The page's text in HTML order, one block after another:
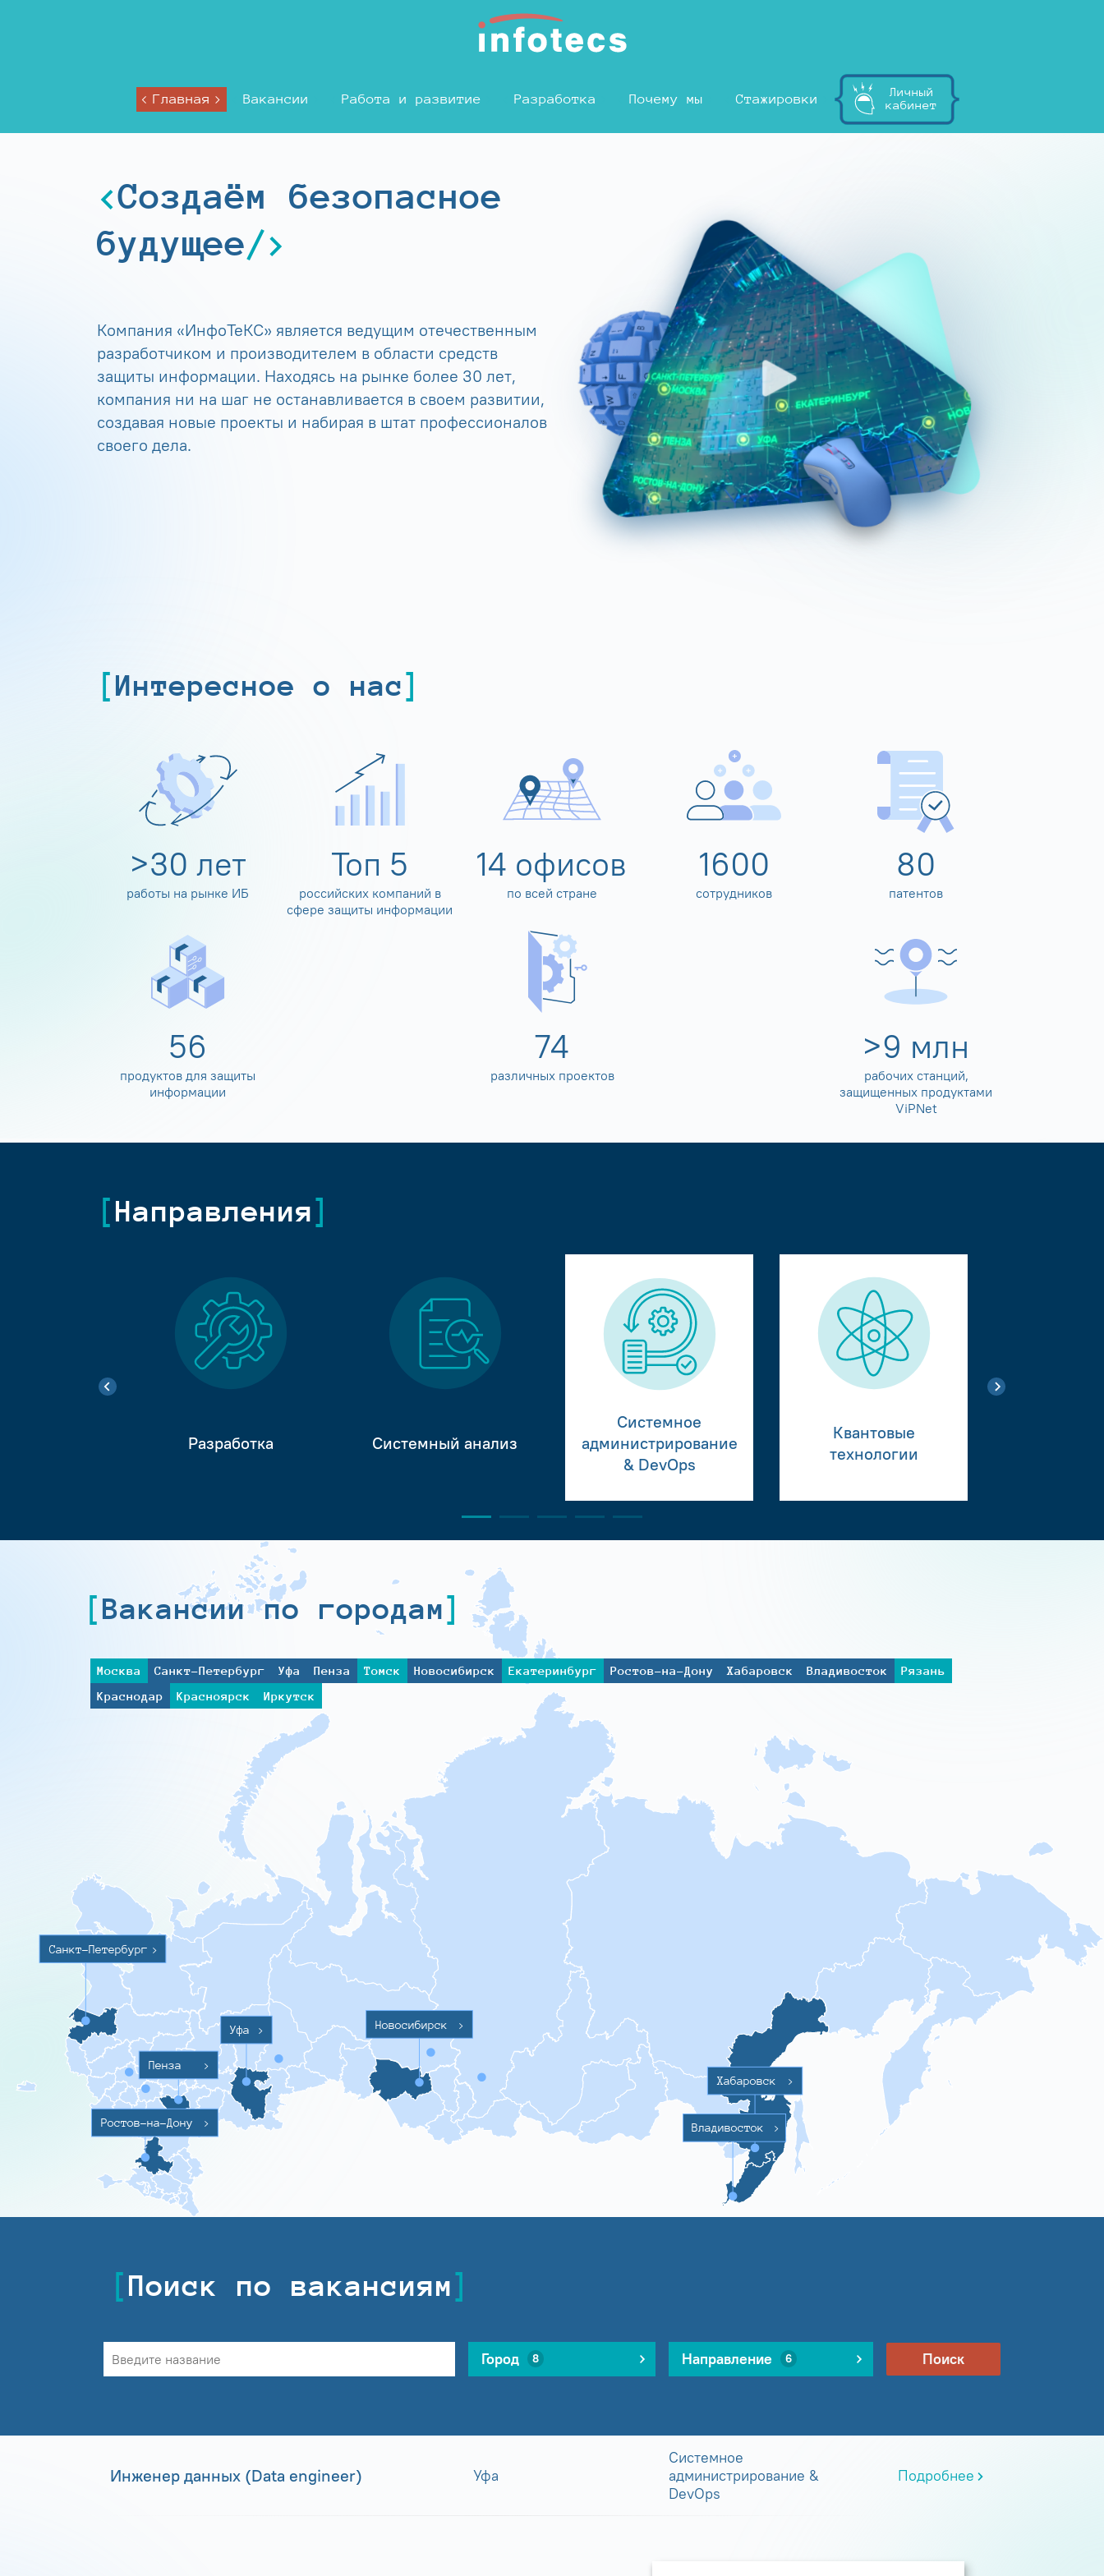
Главная Вакансии Работа и развитие Разработка Почему мы Стажировки
Личный
кабинет
Создаём безопасное
будущее
Компания «ИнфоТеКС» является ведущим отечественным
разработчиком и производителем в области средств
защиты информации. Находясь на рынке более 30 лет,
компания ни на шаг не останавливается в своем развитии,
создавая новые проекты и набирая в штат профессионалов
своего дела.
Интересное о нас
>30 лет
работы на рынке ИБ
Топ 5
российских компаний в
сфере защиты информации
14 офисов
по всей стране
1600
сотрудников
80
патентов
60
продуктов для защиты
информации
80
различных проектов
>10 млн
рабочих станций,
защищенных продуктами
ViPNet
Направления
Разработка Системный анализ
Системное
администрирование
& DevOps
Квантовые
технологии
Вакансии по городам
Москва Санкт-Петербург Уфа Пенза Томск Новосибирск Екатеринбург Ростов-на-Дону Хабаровск Владивосток
Рязань
Краснодар
Красноярск Иркутск
Санкт-Петербург >
Ростов-на-Дону >
Пенза >
Уфа > Новосибирск >
Хабаровск >
Владивосток >
Поиск по вакансиям
Город 8 Направление 6 Поиск
Инженер данных (Data engineer) Уфа
Системное
администрирование &
DevOps
Подробнее